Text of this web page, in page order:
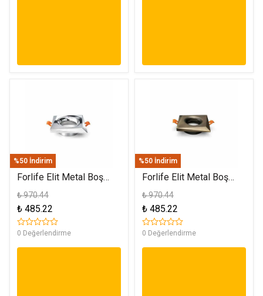
%50 İndirim
Forlife Elit Metal Boş
Spot Kasa Gümüş FL-
1902 G
₺ 970.44
₺ 485.22
0 Değerlendirme
%50 İndirim
Forlife Elit Metal Boş
Spot Kasa Eskitme FL-
1902 E
₺ 970.44
₺ 485.22
0 Değerlendirme